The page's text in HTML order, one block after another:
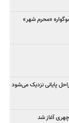
پایانی نزدیک می‌شود
آغاز شد